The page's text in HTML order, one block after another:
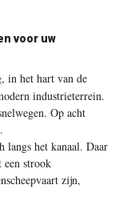
voor uw
in het hart van de
industrieterrein.
Op acht
langs het kanaal. Daar
een strook
zijn,